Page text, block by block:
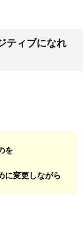
ティブになれ
を
に変更しながら